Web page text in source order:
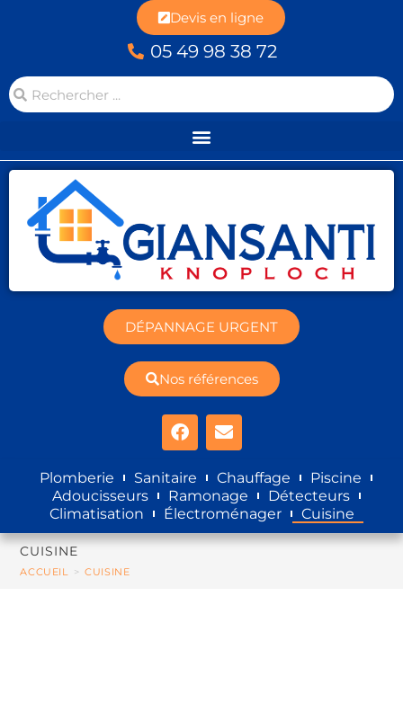
Devis en ligne
05 49 98 38 72
DÉPANNAGE URGENT
Nos références
Plomberie Sanitaire Chauffage
Piscine
Adoucisseurs
Ramonage
Détecteurs
Climatisation
Électroménager Cuisine
CUISINE
ACCUEIL > CUISINE